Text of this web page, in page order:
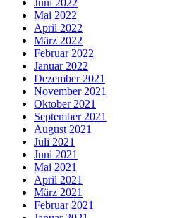
Mai 2022
April 2022
März 2022
Februar 2022
Januar 2022
Dezember 2021
November 2021
Oktober 2021
September 2021
August 2021
Juli 2021
Juni 2021
Mai 2021
April 2021
März 2021
Februar 2021